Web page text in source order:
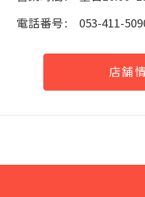
電話番号
053-411-
店舗